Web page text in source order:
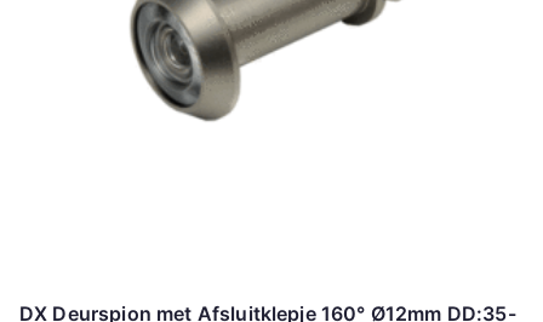
DX Deurspion met Afsluitklepje 160° Ø12mm DD:35-